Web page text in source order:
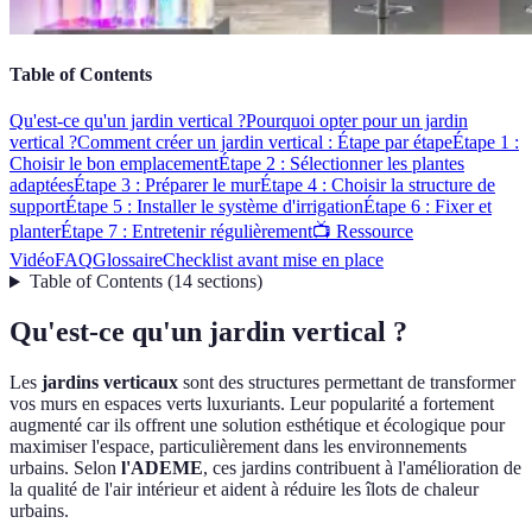
Table of Contents
Qu'est-ce qu'un jardin vertical ?Pourquoi opter pour un jardin
vertical ?Comment créer un jardin vertical : Étape par étapeÉtape 1 :
Choisir le bon emplacementÉtape 2 : Sélectionner les plantes
adaptéesÉtape 3 : Préparer le murÉtape 4 : Choisir la structure de
supportÉtape 5 : Installer le système d'irrigationÉtape 6 : Fixer et
planterÉtape 7 : Entretenir régulièrement📺 Ressource
VidéoFAQGlossaireChecklist avant mise en place
Table of Contents(14 sections)
Qu'est-ce qu'un jardin vertical ?
Les jardins verticaux sont des structures permettant de transformer
vos murs en espaces verts luxuriants. Leur popularité a fortement
augmenté car ils offrent une solution esthétique et écologique pour
maximiser l'espace, particulièrement dans les environnements
urbains. Selon l'ADEME, ces jardins contribuent à l'amélioration de
la qualité de l'air intérieur et aident à réduire les îlots de chaleur
urbains.